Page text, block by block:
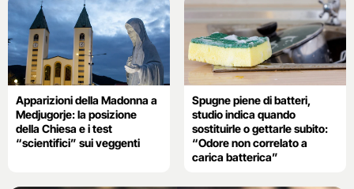
Apparizioni della Madonna a
Medjugorje: la posizione
della Chiesa e i test
“scientifici” sui veggenti
Spugne piene di batteri,
studio indica quando
sostituirle o gettarle subito:
“Odore non correlato a
carica batterica”